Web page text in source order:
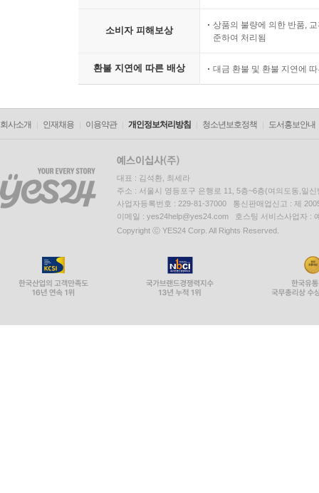
소비자 피해보상
상품의 불량에 의한 반품,
준하여 처리됨
환불 지연에 따른 배상 대금 환불 및 환불 지연에
회사소개 인재채용 이용약관 개인정보처리방침 청소년보호정책 도서홍보안내
대표 : 김석환, 최세라
주소 : 서울시 영등포구 은행로 11, 5층~6층(여의도동,일신
사업자등록번호 : 229-81-37000 통신판매업신고 : 제
이메일 : yes24help@yes24.com 호스팅 서비스사업자 :
Copyright ⓒ YES24 Corp. All Rights Reserved.